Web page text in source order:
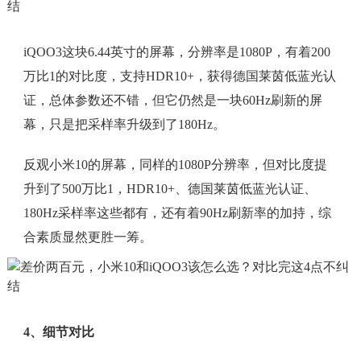
iQOO3这块6.44英寸的屏幕，分辨率是1080P，有着200
万比1的对比度，支持HDR10+，获得德国莱茵低蓝光认
证，总体参数还不错，但它仍然是一块60Hz刷新的屏
幕，只是把采样率升级到了180Hz。
反观小米10的屏幕，同样的1080P分辨率，但对比度提
升到了500万比1，HDR10+、德国莱茵低蓝光认证、
180Hz采样率这些都有，还有着90Hz刷新率的加持，综
合素质显然更胜一筹。
4、细节对比